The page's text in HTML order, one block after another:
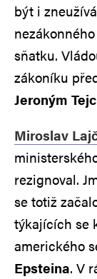
být i
sňatku.
zákoníku
Jeroným Tejc
Miroslav
rezignoval.
se totiž
týkajících se
amerického
Epsteina. V